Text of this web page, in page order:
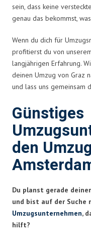
sein, dass keine
genau das bekommst,
Wenn du dich für
profitierst du von
langjährigen Erfahrung.
deinen Umzug von Graz
und lass uns gemeinsam
Günstiges
den
Du planst gerade
und bist auf der Suche
Umzugsunternehmen,
hilft?